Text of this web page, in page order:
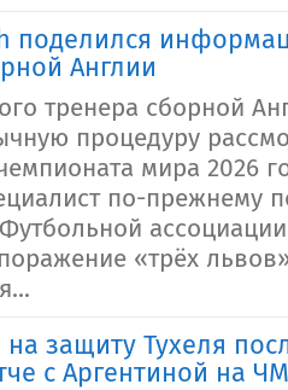
поделился
Англии
тренера сборной
процедуру
мира 2026
по-прежнему
ассоциации
«трёх
на защиту Тухеля
с Аргентиной на ЧМ